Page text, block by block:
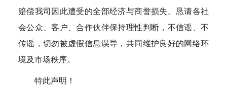
赔偿我司因此遭受的全部经济与商誉损失。恳请各社
会公众、客户、合作伙伴保持理性判断，不信谣、不
传谣，切勿被虚假信息误导，共同维护良好的网络环
境及市场秩序。
特此声明！